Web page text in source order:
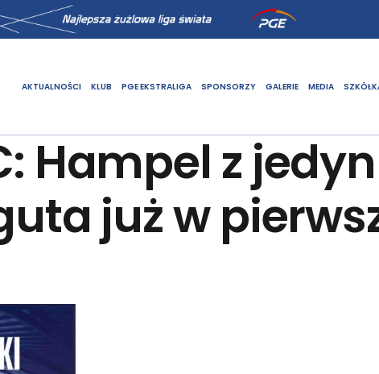
AKTUALNOŚCI KLUB PGE EKSTRALIGA SPONSORZY GALERIE MEDIA
Hampel z
już w